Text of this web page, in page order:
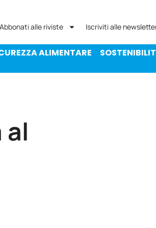
Abbonati alle riviste Iscriviti alle
ALIMENTARE